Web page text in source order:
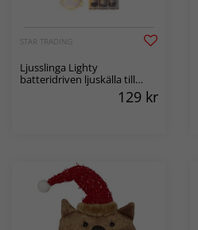
STAR TRADING
Ljusslinga Lighty
batteridriven ljuskälla till
129 kr